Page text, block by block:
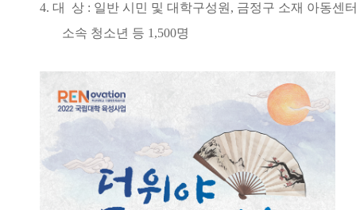
4. 대 상 : 일반 시민 및 대학구성원, 금정구 소재 아동센
소속 청소년 등 1,500명